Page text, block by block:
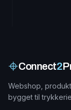
Connect2
Webshop,
bygget til